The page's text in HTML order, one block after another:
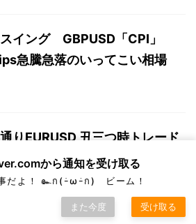
イング GBPUSD「CPI」
急騰急落のいってこい相場
りEURUSD 丑三つ時トレード
た
から通知を受け取る
だよ！ ๛ก(ｰ̀ωｰ́ก) ビーム！
また今度 受け取る